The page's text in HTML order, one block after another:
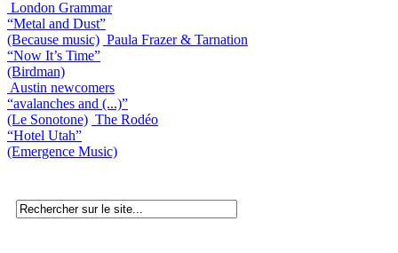
London Grammar
“Metal and Dust”
(Because music) Paula Frazer & Tarnation
“Now It’s Time”
(Birdman)
Austin newcomers
“avalanches and (...)”
(Le Sonotone) The Rodéo
“Hotel Utah”
(Emergence Music)